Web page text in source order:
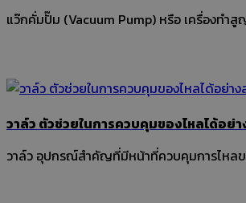
แว๊กคั่มปั๊ม (Vacuum Pump) หรือ เครื่องทำ
วาล์ว ตัวช่วยในการควบคุมของไหลได้อย่า